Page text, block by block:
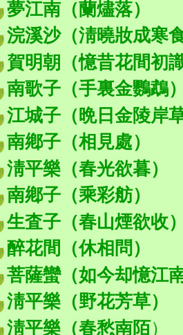
夢江南（蘭燼落）
浣溪沙（淸曉妝成寒
賀明朝（憶昔花間初
南歌子（手裏金鸚鵡
江城子（晩日金陵岸
南鄕子（相見處）
淸平樂（春光欲暮）
南鄕子（乘彩舫）
生査子（春山煙欲收
醉花間（休相問）
菩薩蠻（如今却憶江
淸平樂（野花芳草）
淸平樂（春愁南陌